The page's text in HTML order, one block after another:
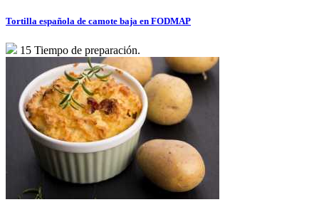
Tortilla española de camote baja en FODMAP
15 Tiempo de preparación.